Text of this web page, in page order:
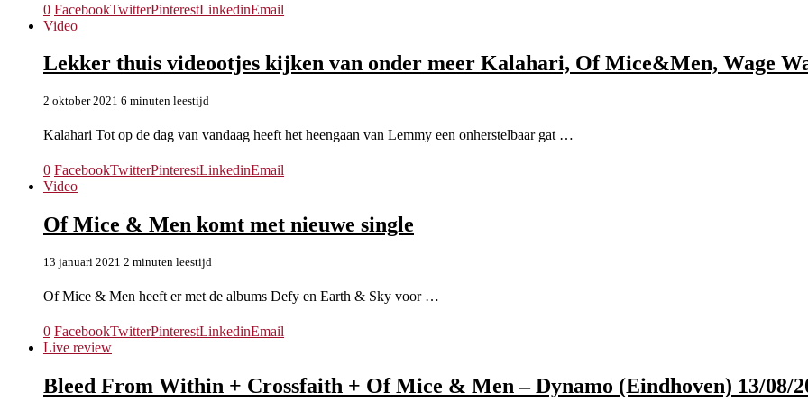
0 FacebookTwitterPinterestLinkedinEmail
Video
Lekker thuis videootjes kijken van onder meer Kalahari, Of Mice&Men, Wage
2 oktober 2021 6 minuten leestijd
Kalahari Tot op de dag van vandaag heeft het heengaan van Lemmy een onherstelbaar gat …
0 FacebookTwitterPinterestLinkedinEmail
Video
Of Mice & Men komt met nieuwe single
13 januari 2021 2 minuten leestijd
Of Mice & Men heeft er met de albums Defy en Earth & Sky voor …
0 FacebookTwitterPinterestLinkedinEmail
Live review
Bleed From Within + Crossfaith + Of Mice & Men – Dynamo (Eindhoven) 13/08/